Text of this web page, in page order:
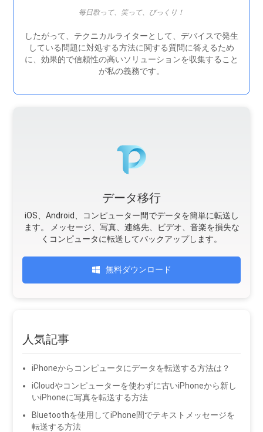
毎日歌って、笑って、びっくり！
したがって、テクニカルライターとして、デバイスで発生
している問題に対処する方法に関する質問に答えるため
に、効果的で信頼性の高いソリューションを収集すること
が私の義務です。
データ移行
iOS、Android、コンピューター間でデータを簡単に転送し
ます。 メッセージ、写真、連絡先、ビデオ、音楽を損失な
くコンピュータに転送してバックアップします。
無料ダウンロード
人気記事
iPhoneからコンピュータにデータを転送する方法は？
iCloudやコンピューターを使わずに古いiPhoneから新し
いiPhoneに写真を転送する方法
Bluetoothを使用してiPhone間でテキストメッセージを
転送する方法